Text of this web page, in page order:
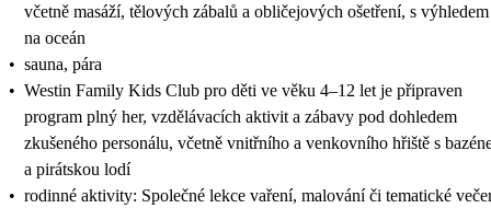
včetně masáží, tělových zábalů a obličejových ošetření, s výhledem
na oceán
• sauna, pára
• Westin Family Kids Club pro děti ve věku 4–12 let je připraven
program plný her, vzdělávacích aktivit a zábavy pod dohledem
zkušeného personálu, včetně vnitřního a venkovního hřiště s
a pirátskou lodí
• rodinné aktivity: Společné lekce vaření, malování či tematické